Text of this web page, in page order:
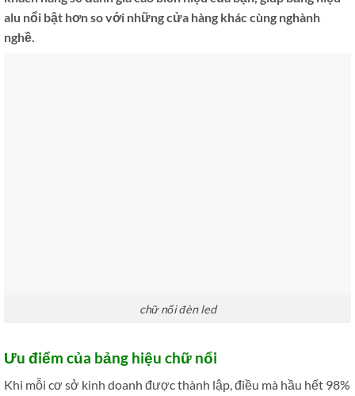
alu nổi bật hơn so với những cửa hàng khác cùng nghành
nghề.
chữ nổi đèn led
Ưu điểm của bảng hiệu chữ nổi
Khi mỗi cơ sở kinh doanh được thành lập, điều mà hầu hết 98%